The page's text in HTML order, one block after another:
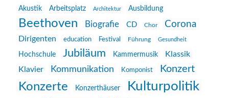
Akustik Arbeitsplatz Architektur Ausbildung
Beethoven Biografie CD Chor Corona
Dirigenten education Festival Führung Gesundheit
Hochschule Jubiläum Kammermusik
Klassik
Klavier
Kommunikation Komponist Konzert
Konzerte Konzerthäuser Kulturpolitik